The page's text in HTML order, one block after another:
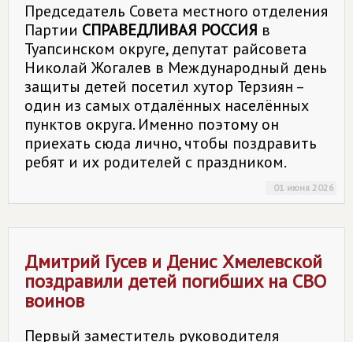
Председатель Совета местного отделения
Партии СПРАВЕДЛИВАЯ РОССИЯ в
Туапсинском округе, депутат райсовета
Николай Жогалев в Международный день
защиты детей посетил хутор Терзиян –
один из самых отдалённых населённых
пунктов округа. Именно поэтому он
приехать сюда лично, чтобы поздравить
ребят и их родителей с праздником.
01 июня 2026
Дмитрий Гусев и Денис Хмелевской
поздравили детей погибших на СВО
воинов
Первый заместитель руководителя